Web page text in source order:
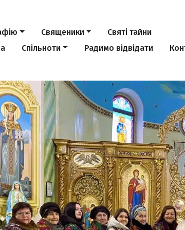
Священики
Святі тайни
Спільноти Радимо відвідати